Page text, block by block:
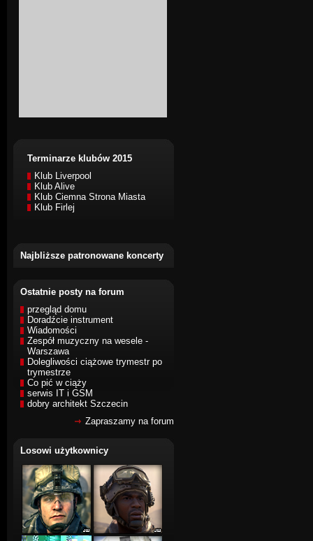
Terminarze klubów 2015
Klub Liverpool
Klub Alive
Klub Ciemna Strona Miasta
Klub Firlej
Najbliższe patronowane koncerty
Ostatnie posty na forum
przegląd domu
Doradźcie instrument
Wiadomości
Zespół muzyczny na wesele -
Warszawa
Dolegliwości ciążowe trymestr po
trymestrze
Co pić w ciąży
serwis IT i GSM
dobry architekt Szczecin
Zapraszamy na forum
Losowi użytkownicy